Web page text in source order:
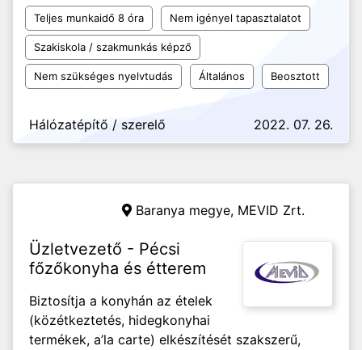
Teljes munkaidő 8 óra Nem igényel tapasztalatot
Szakiskola / szakmunkás képző
Nem szükséges nyelvtudás Általános Beosztott
Hálózatépítő / szerelő 2022. 07. 26.
Baranya megye, MEVID Zrt.
Üzletvezető - Pécsi
főzőkonyha és étterem
Biztosítja a konyhán az ételek
(közétkeztetés, hidegkonyhai
termékek, a’la carte) elkészítését szakszerű,